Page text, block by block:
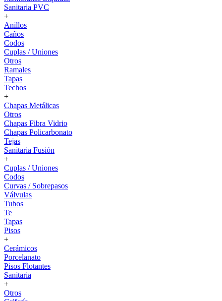
Sanitaria PVC
+
Anillos
Caños
Codos
Cuplas / Uniones
Otros
Ramales
Tapas
Techos
+
Chapas Metálicas
Otros
Chapas Fibra Vidrio
Chapas Policarbonato
Tejas
Sanitaria Fusión
+
Cuplas / Uniones
Codos
Curvas / Sobrepasos
Válvulas
Tubos
Te
Tapas
Pisos
+
Cerámicos
Porcelanato
Pisos Flotantes
Sanitaria
+
Otros